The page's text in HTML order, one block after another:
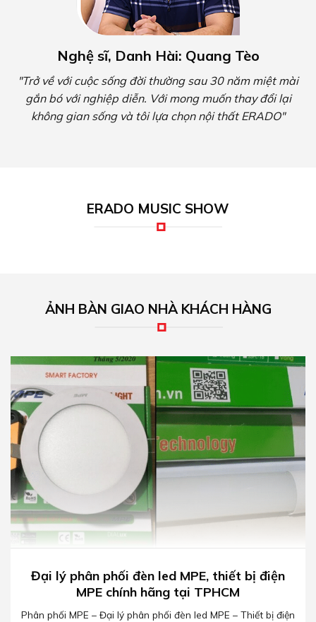
Nghệ sĩ, Danh Hài: Quang Tèo
"Trở về với cuộc sống đời thường sau 30 năm miệt mài
gắn bó với nghiệp diễn. Với mong muốn thay đổi lại
không gian sống và tôi lựa chọn nội thất ERADO"
ERADO MUSIC SHOW
ẢNH BÀN GIAO NHÀ KHÁCH HÀNG
Đại lý phân phối đèn led MPE, thiết bị điện
MPE chính hãng tại TPHCM
Phân phối MPE – Đại lý phân phối đèn led MPE – Thiết bị điện